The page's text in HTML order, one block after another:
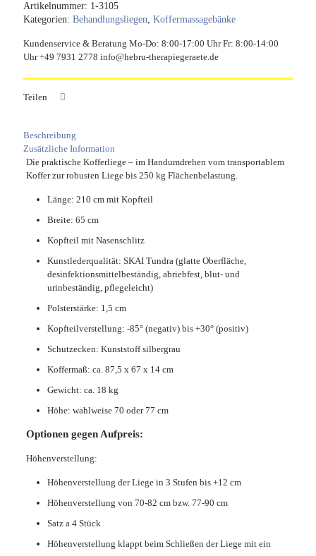
210
x
65
cm
Artikelnummer: 1-3105
Kategorien: Behandlungsliegen, Koffermassagebänke
Kundenservice & Beratung Mo-Do: 8:00-17:00 Uhr Fr: 8:00-14:00
Uhr +49 7931 2778 info@hebru-therapiegeraete.de
Teilen
Beschreibung
Zusätzliche Information
Die praktische Kofferliege – im Handumdrehen vom transportablem
Koffer zur robusten Liege bis 250 kg Flächenbelastung.
Länge: 210 cm mit Kopfteil
Breite: 65 cm
Kopfteil mit Nasenschlitz
Kunstlederqualität: SKAI Tundra (glatte Oberfläche,
desinfektionsmittelbeständig, abriebfest, blut- und
urinbeständig, pflegeleicht)
Polsterstärke: 1,5 cm
Kopfteilverstellung: -85° (negativ) bis +30° (positiv)
Schutzecken: Kunststoff silbergrau
Koffermaß: ca. 87,5 x 67 x 14 cm
Gewicht: ca. 18 kg
Höhe: wahlweise 70 oder 77 cm
Optionen gegen Aufpreis:
Höhenverstellung:
Höhenverstellung der Liege in 3 Stufen bis +12 cm
Höhenverstellung von 70-82 cm bzw. 77-90 cm
Satz a 4 Stück
Höhenverstellung klappt beim Schließen der Liege mit ein